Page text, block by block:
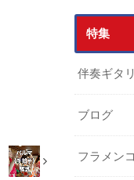
特集
伴奏ギタ
ブログ
フラメン